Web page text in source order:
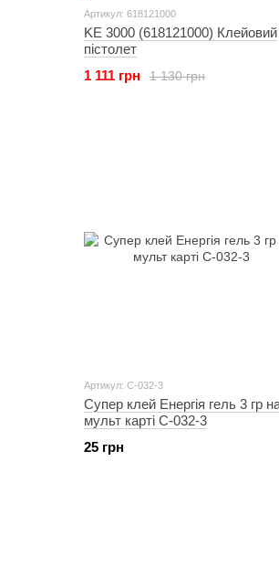
Артикул: 618121000
KE 3000 (618121000) Клейовий
пістолет
1 130 грн
1 111 грн
Артикул: C-032-3
Супер клей Енергія гель 3 гр
мульт карті С-032-3
25 грн